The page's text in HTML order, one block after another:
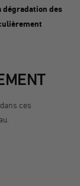
dégradation des
ces